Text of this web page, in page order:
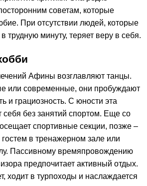
советам, которые
При отсутствии людей, которые
трудную минуту, теряет веру в себя.
Афины возглавляют танцы.
или современные, они пробуждают
и грациозность. С юности эта
без занятий спортом. Еще со
спортивные секции, позже –
в тренажерном зале или
Пассивному времяпровождению
предпочитает активный отдых.
ходит в турпоходы и наслаждается